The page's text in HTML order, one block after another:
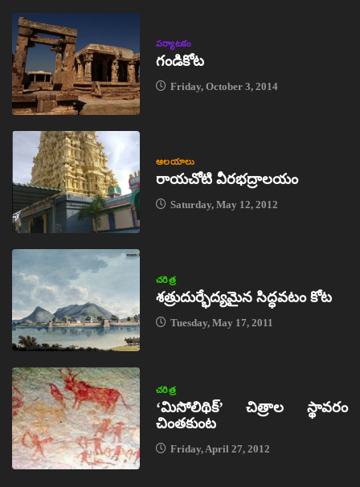
పర్యాటకం
గండికోట
Friday, October 3, 2014
ఆలయాలు
రాయచోటి వీరభద్రాలయం
Saturday, May 12, 2012
చరిత్ర
శత్రుదుర్భేద్యమైన సిద్ధవటం కోట
Tuesday, May 17, 2011
చరిత్ర
‘మిసోలిథిక్‌’ చిత్రాల స్థావరం
చింతకుంట
Friday, April 27, 2012